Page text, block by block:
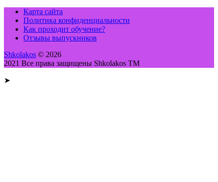
Карта сайта
Политика конфиденциальности
Как проходит обучение?
Отзывы выпускников
Shkolakos © 2026
2021 Все права защищены Shkolakos TM
➤